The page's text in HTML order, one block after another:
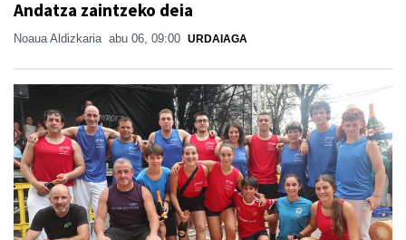
Andatza zaintzeko deia
Noaua Aldizkaria abu 06, 09:00 URDAIAGA